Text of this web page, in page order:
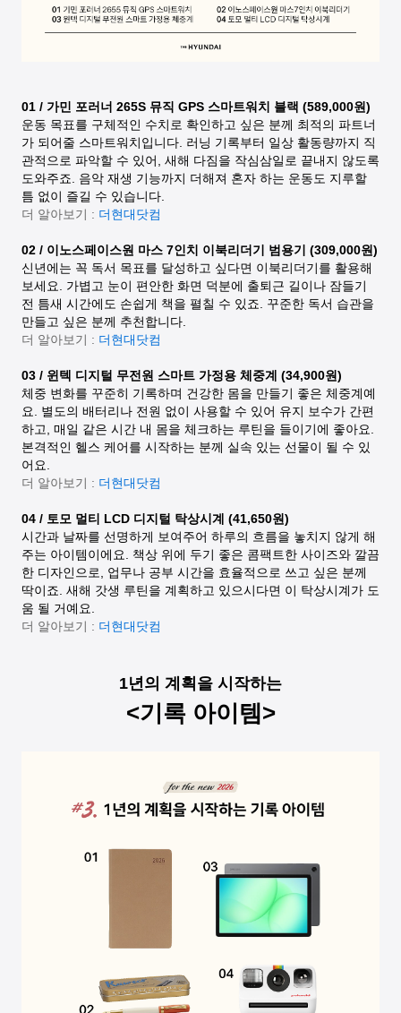
01 / 가민 포러너 265S 뮤직 GPS 스마트워치 블랙 (589,000원)
운동 목표를 구체적인 수치로 확인하고 싶은 분께 최적의 파트너
가 되어줄 스마트워치입니다. 러닝 기록부터 일상 활동량까지 직
관적으로 파악할 수 있어, 새해 다짐을 작심삼일로 끝내지 않도록
도와주죠. 음악 재생 기능까지 더해져 혼자 하는 운동도 지루할
틈 없이 즐길 수 있습니다.
더 알아보기 : 더현대닷컴
02 / 이노스페이스원 마스 7인치 이북리더기 범용기 (309,000원)
신년에는 꼭 독서 목표를 달성하고 싶다면 이북리더기를 활용해
보세요. 가볍고 눈이 편안한 화면 덕분에 출퇴근 길이나 잠들기
전 틈새 시간에도 손쉽게 책을 펼칠 수 있죠. 꾸준한 독서 습관을
만들고 싶은 분께 추천합니다.
더 알아보기 : 더현대닷컴
03 / 윈텍 디지털 무전원 스마트 가정용 체중계 (34,900원)
체중 변화를 꾸준히 기록하며 건강한 몸을 만들기 좋은 체중계예
요. 별도의 배터리나 전원 없이 사용할 수 있어 유지 보수가 간편
하고, 매일 같은 시간 내 몸을 체크하는 루틴을 들이기에 좋아요.
본격적인 헬스 케어를 시작하는 분께 실속 있는 선물이 될 수 있
어요.
더 알아보기 : 더현대닷컴
04 / 토모 멀티 LCD 디지털 탁상시계 (41,650원)
시간과 날짜를 선명하게 보여주어 하루의 흐름을 놓치지 않게 해
주는 아이템이에요. 책상 위에 두기 좋은 콤팩트한 사이즈와 깔끔
한 디자인으로, 업무나 공부 시간을 효율적으로 쓰고 싶은 분께
딱이죠. 새해 갓생 루틴을 계획하고 있으시다면 이 탁상시계가 도
움 될 거예요.
더 알아보기 : 더현대닷컴
1년의 계획을 시작하는
<기록 아이템>